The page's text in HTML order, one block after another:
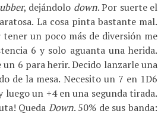
, dejándolo down. Por suerte el
La cosa pinta bastante mal.
un poco más de diversión me
6 y solo aguanta una herida.
6 para herir. Decido lanzarle una
de la mesa. Necesito un 7 en 1D6
luego un +4 en una segunda tirada.
Queda Down. 50% de sus banda: